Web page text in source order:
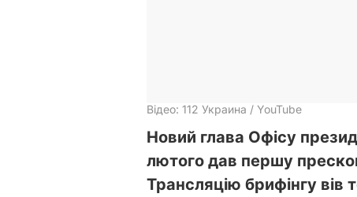
Відео: 112 Украина / YouTube
Новий глава Офісу
лютого дав першу
Трансляцію брифінгу вів